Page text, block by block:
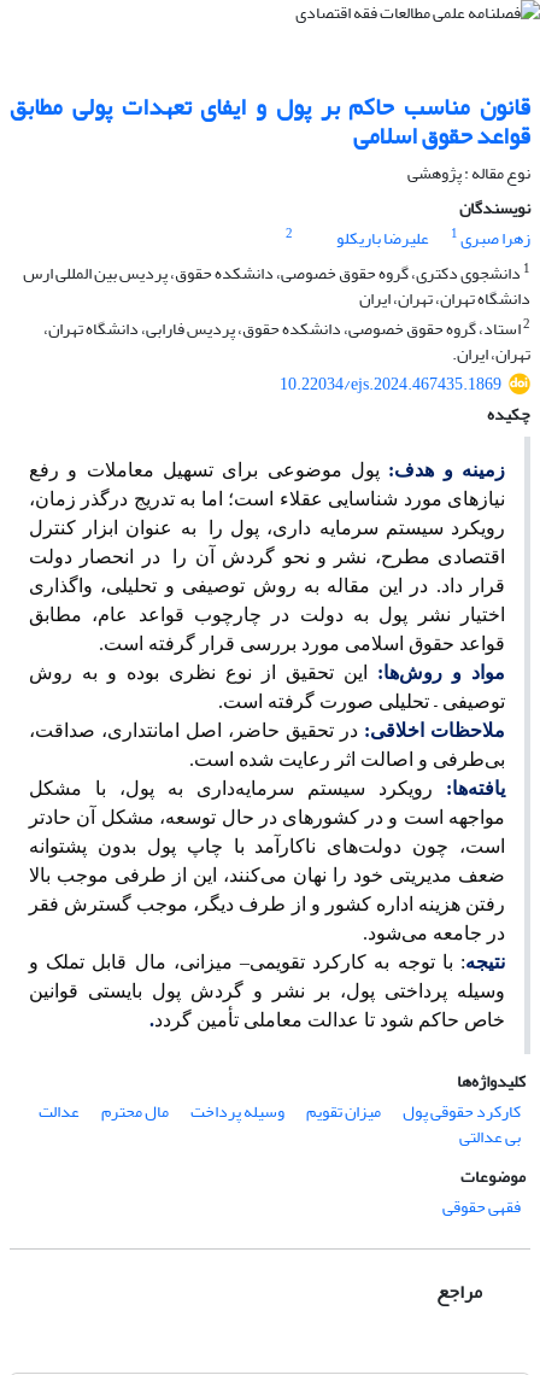
قانون مناسب حاکم بر پول و ایفای تعهدات پولی مطابق
قواعد حقوق اسلامی
نوع مقاله : پژوهشی
نویسندگان
زهرا صبری1 علیرضا باریکلو
2
1 دانشجوی دکتری، گروه حقوق خصوصی، دانشکده حقوق، پردیس بین المللی ارس
دانشگاه تهران، تهران، ایران
2استاد، گروه حقوق خصوصی، دانشکده حقوق، پردیس فارابی، دانشگاه تهران،
تهران، ایران.
10.22034/ejs.2024.467435.1869
چکیده
زمینه و هدف: پول موضوعی برای تسهیل معاملات و رفع
نیازهای مورد شناسایی عقلاء است؛ اما به تدریج درگذر زمان،
رویکرد سیستم سرمایه داری، پول را
به عنوان ابزار کنترل
اقتصادی مطرح، نشر و نحو گردش آن را
در انحصار دولت
قرار داد. در این مقاله به روش توصیفی و تحلیلی، واگذاری
اختیار نشر پول به دولت در چارچوب قواعد عام، مطابق
قواعد حقوق اسلامی مورد بررسی قرار گرفته است.
مواد و روشها:
این تحقیق از نوع نظری بوده و به روش
توصیفی – تحلیلی صورت گرفته است.
ملاحظات اخلاقی: در تحقیق حاضر، اصل امانتداری، صداقت،
بیطرفی و اصالت اثر رعایت شده است.
یافتهها:
رویکرد سیستم سرمایه‌داری به پول، با مشکل
مواجهه است و در کشورهای در حال توسعه، مشکل آن حادتر
است، چون دولتهای ناکارآمد با چاپ پول بدون پشتوانه
ضعف مدیریتی خود را نهان میکنند، این از طرفی موجب بالا
رفتن هزینه اداره کشور و از طرف دیگر، موجب گسترش فقر
در جامعه میشود.
نتیجه: با توجه به کارکرد تقویمی– میزانی، مال قابل تملک و
وسیله پرداختی پول، بر نشر و گردش پول بایستی قوانین
خاص حاکم شود تا عدالت معاملی تأمین گردد.
کلیدواژه‌ها
کارکرد حقوقی پول
میزان تقویم وسیله پرداخت مال محترم عدالت
بی عدالتی
موضوعات
فقهی حقوقی
مراجع